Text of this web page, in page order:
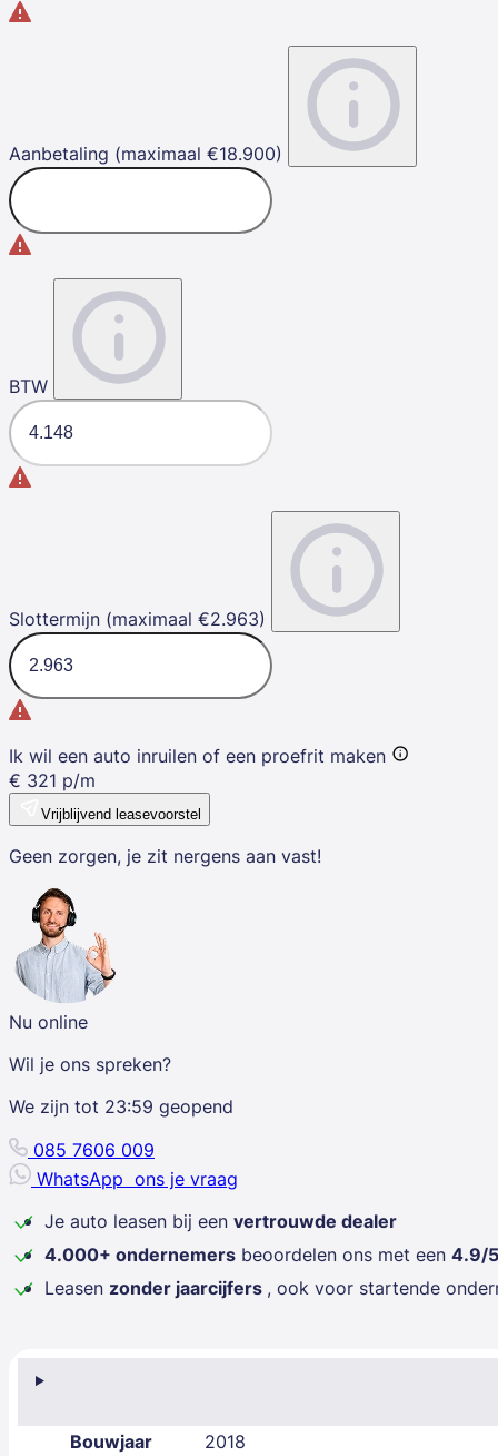
Bouwjaar 2018
Aanbetaling (maximaal €18.900)
BTW
Slottermijn (maximaal €2.963)
Ik wil een auto inruilen of een proefrit maken
€ 321 p/m
Vrijblijvend leasevoorstel
Geen zorgen, je zit nergens aan vast!
Nu online
Wil je ons spreken?
We zijn tot 23:59 geopend
085 7606 009
WhatsApp ons je vraag
Je auto leasen bij een vertrouwde dealer
4.000+ ondernemers beoordelen ons met een 4.9/5
Leasen zonder jaarcijfers , ook voor startende